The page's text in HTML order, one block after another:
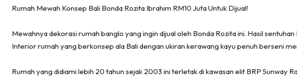
Menarik Lagi
Casa Impiana
Makeover Ruang Selebriti
Rumah Mewah Konsep Bali Bonda Rozita Ibrahim RM10 Juta Untuk Dijual!
Mewahnya dekorasi rumah banglo yang ingin dijual oleh Bonda Rozita ini. Hasil
Interior rumah yang berkonsep ala Bali dengan ukiran kerawang kayu penuh berseni
Rumah yang didiami lebih 20 tahun sejak 2003 ini terletak di kawasan elit BRP Sunway